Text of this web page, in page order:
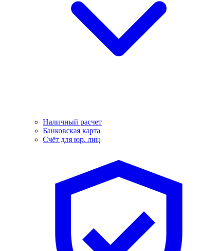
Наличный расчет
Банковская карта
Счёт для юр. лиц